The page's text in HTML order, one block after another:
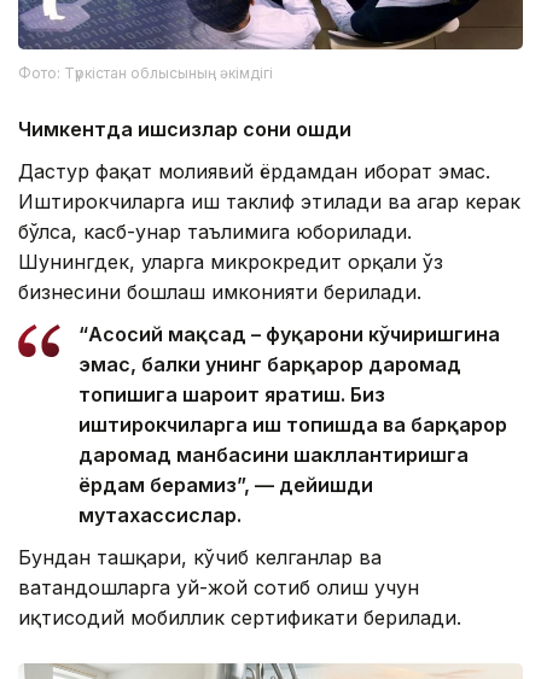
Фото: Түркістан облысының әкімдігі
Чимкентда ишсизлар сони ошди
Дастур фақат молиявий ёрдамдан иборат эмас.
Иштирокчиларга иш таклиф этилади ва агар керак
бўлса, касб-ҳунар таълимига юборилади.
Шунингдек, уларга микрокредит орқали ўз
бизнесини бошлаш имконияти берилади.
“Асосий мақсад – фуқарони кўчиришгина
эмас, балки унинг барқарор даромад
топишига шароит яратиш. Биз
иштирокчиларга иш топишда ва барқарор
даромад манбасини шакллантиришга
ёрдам берамиз”, — дейишди
мутахассислар.
Бундан ташқари, кўчиб келганлар ва
ватандошларга уй-жой сотиб олиш учун
иқтисодий мобиллик сертификати берилади.